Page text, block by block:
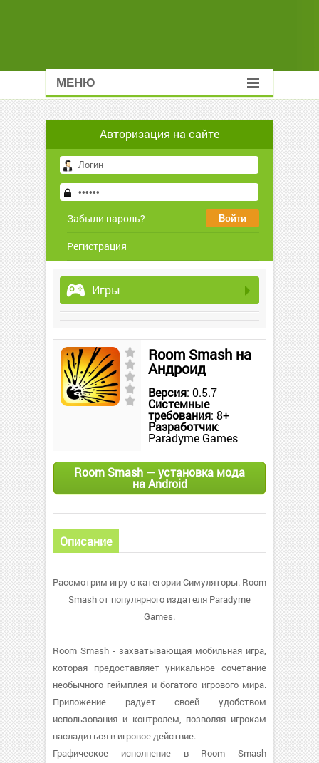
МЕНЮ
Авторизация на сайте
Забыли пароль?
Регистрация
Игры
Room Smash на
Андроид
Версия: 0.5.7
Системные
требования: 8+
Разработчик:
Paradyme Games
Room Smash — установка мода
на Android
Описание
Рассмотрим игру с категории Симуляторы. Room
Smash от популярного издателя Paradyme
Games.
Room Smash - захватывающая мобильная игра,
которая предоставляет уникальное сочетание
необычного геймплея и богатого игрового мира.
Приложение радует своей удобством
использования и контролем, позволяя игрокам
насладиться в игровое действие.
Графическое исполнение в Room Smash